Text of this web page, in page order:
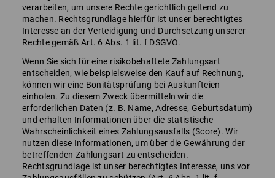
verarbeiten, um unsere Rechte gerichtlich geltend zu
machen. Rechtsgrundlage hierfür ist unser berechtigtes
Interesse an der Verteidigung und Durchsetzung unserer
Rechte gemäß Art. 6 Abs. 1 lit. f DSGVO.
Wenn Sie sich für eine risikobehaftete Zahlungsart
entscheiden, wie beispielsweise den Kauf auf Rechnung,
können wir eine Bonitätsprüfung bei Auskunfteien
einholen. Zu diesem Zweck übermitteln wir die
erforderlichen Daten (z. B. Name, Adresse, Geburtsdatum)
und erhalten Informationen über die statistische
Wahrscheinlichkeit eines Zahlungsausfalls (Score). Wir
nutzen diese Informationen, um über die Gewährung der
betreffenden Zahlungsart zu entscheiden.
Rechtsgrundlage ist unser berechtigtes Interesse, uns vor